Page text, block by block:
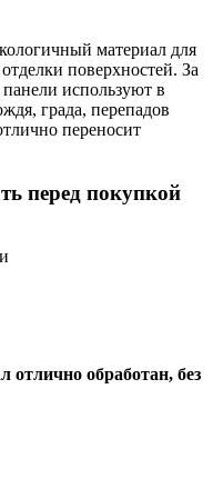
материал для
поверхностей. За
используют в
града, перепадов
переносит
перед покупкой
отлично обработан, без